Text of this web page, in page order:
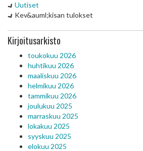
Uutiset
Kev&auml;kisan tulokset
Kirjoitusarkisto
toukokuu 2026
huhtikuu 2026
maaliskuu 2026
helmikuu 2026
tammikuu 2026
joulukuu 2025
marraskuu 2025
lokakuu 2025
syyskuu 2025
elokuu 2025